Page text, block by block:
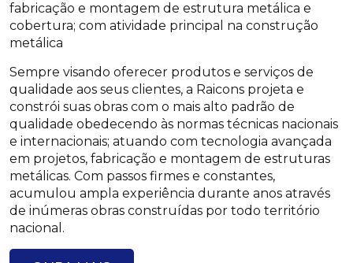
fabricação e montagem de estrutura metálica e
cobertura; com atividade principal na construção
metálica
Sempre visando oferecer produtos e serviços de
qualidade aos seus clientes, a Raicons projeta e
constrói suas obras com o mais alto padrão de
qualidade obedecendo às normas técnicas nacionais
e internacionais; atuando com tecnologia avançada
em projetos, fabricação e montagem de estruturas
metálicas. Com passos firmes e constantes,
acumulou ampla experiência durante anos através
de inúmeras obras construídas por todo território
nacional.